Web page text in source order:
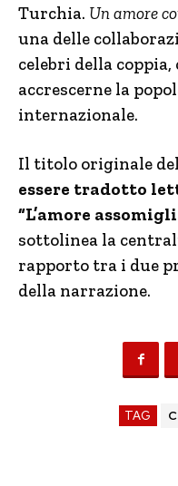
Turchia. Un amore
una delle
celebri della
accrescerne la
internazionale.
Il titolo originale
essere tradotto
“L’amore
sottolinea la
rapporto tra i due
della narrazione.
TAG